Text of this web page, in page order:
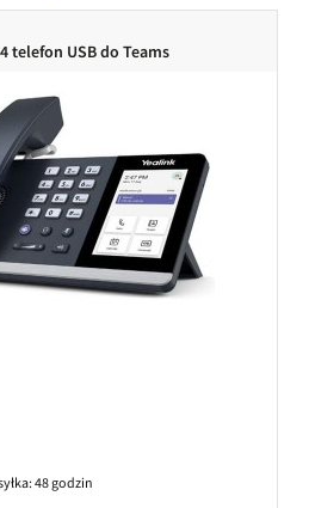
telefon USB do Teams
48 godzin